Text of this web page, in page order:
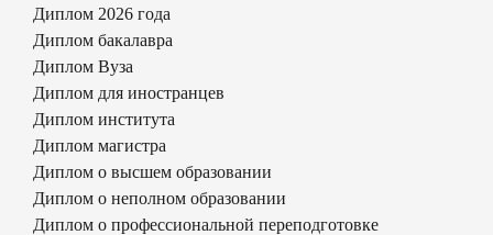
Диплом 2026 года
Диплом бакалавра
Диплом Вуза
Диплом для иностранцев
Диплом института
Диплом магистра
Диплом о высшем образовании
Диплом о неполном образовании
Диплом о профессиональной переподготовке